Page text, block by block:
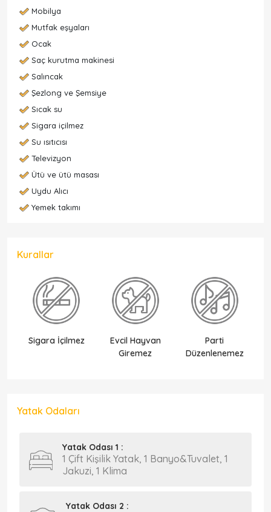
Mobilya
Mutfak eşyaları
Ocak
Saç kurutma makinesi
Salıncak
Şezlong ve Şemsiye
Sıcak su
Sigara içilmez
Su ısıtıcısı
Televizyon
Ütü ve ütü masası
Uydu Alıcı
Yemek takımı
Kurallar
Sigara İçilmez
Evcil Hayvan
Giremez
Parti
Düzenlenemez
Yatak Odaları
Yatak Odası 1 :
1 Çift Kişilik Yatak, 1 Banyo&Tuvalet, 1
Jakuzi, 1 Klima
Yatak Odası 2 :